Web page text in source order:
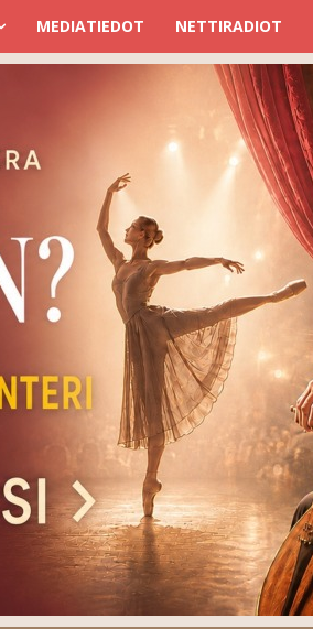
MEDIATIEDOT NETTIRADIOT